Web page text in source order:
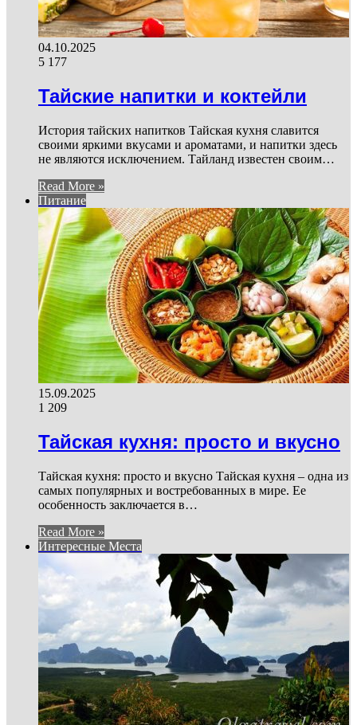
04.10.2025
5 177
Тайские напитки и коктейли
История тайских напитков Тайская кухня славится
своими яркими вкусами и ароматами, и напитки здесь
не являются исключением. Тайланд известен своим…
Read More »
Питание
15.09.2025
1 209
Тайская кухня: просто и вкусно
Тайская кухня: просто и вкусно Тайская кухня – одна из
самых популярных и востребованных в мире. Ее
особенность заключается в…
Read More »
Интересные Места